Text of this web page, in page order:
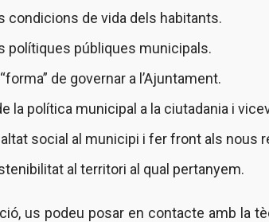
condicions de vida dels habitants.
polítiques públiques municipals.
de governar a l’Ajuntament.
la política municipal a la ciutadania i
social al municipi i fer front als nous
al territori al qual pertanyem.
us podeu posar en contacte amb la